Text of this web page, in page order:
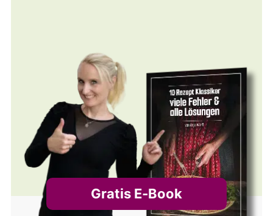
Gratis E‑Book